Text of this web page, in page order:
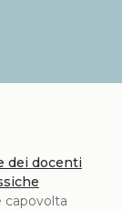
dei docenti
capovolta